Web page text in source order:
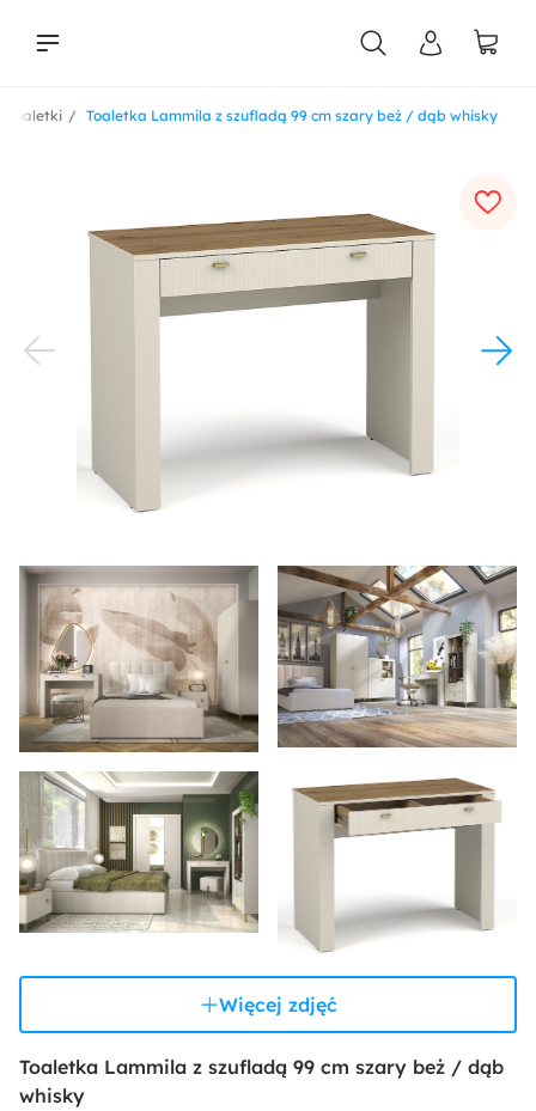
Toaletka Lammila z szufladą 99 cm szary beż / dąb whisky
Toaletki
Więcej zdjęć
Toaletka Lammila z szufladą 99 cm szary beż / dąb
whisky